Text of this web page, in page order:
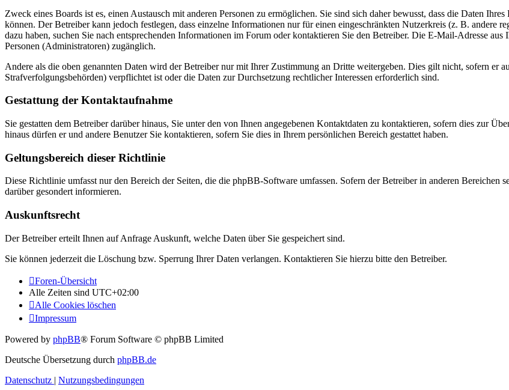
Zweck eines Boards ist es, einen Austausch mit anderen Personen zu ermöglichen. Sie sind sich daher bewusst, dass die Daten
können. Der Betreiber kann jedoch festlegen, dass einzelne Informationen nur für einen eingeschränkten Nutzerkreis (z. B. andere
dazu haben, suchen Sie nach entsprechenden Informationen im Forum oder kontaktieren Sie den Betreiber. Die E-Mail-Adresse
Personen (Administratoren) zugänglich.
Andere als die oben genannten Daten wird der Betreiber nur mit Ihrer Zustimmung an Dritte weitergeben. Dies gilt nicht, sofern er
Strafverfolgungsbehörden) verpflichtet ist oder die Daten zur Durchsetzung rechtlicher Interessen erforderlich sind.
Gestattung der Kontaktaufnahme
Sie gestatten dem Betreiber darüber hinaus, Sie unter den von Ihnen angegebenen Kontaktdaten zu kontaktieren, sofern dies zur
hinaus dürfen er und andere Benutzer Sie kontaktieren, sofern Sie dies in Ihrem persönlichen Bereich gestattet haben.
Geltungsbereich dieser Richtlinie
Diese Richtlinie umfasst nur den Bereich der Seiten, die die phpBB-Software umfassen. Sofern der Betreiber in anderen Bereichen
darüber gesondert informieren.
Auskunftsrecht
Der Betreiber erteilt Ihnen auf Anfrage Auskunft, welche Daten über Sie gespeichert sind.
Sie können jederzeit die Löschung bzw. Sperrung Ihrer Daten verlangen. Kontaktieren Sie hierzu bitte den Betreiber.
Foren-Übersicht
Alle Zeiten sind UTC+02:00
Alle Cookies löschen
Impressum
Powered by phpBB® Forum Software © phpBB Limited
Deutsche Übersetzung durch phpBB.de
Datenschutz | Nutzungsbedingungen